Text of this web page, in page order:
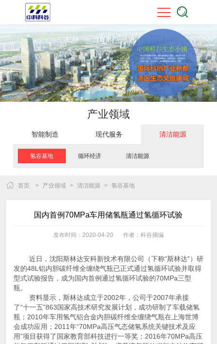
产业领域
智能制造 现代服务 清洁能源
氢谷基地 循环经济 清洁能源
首页 > 产业领域 > 清洁能源 > 氢谷基地
国内首例70MPa车用储氢瓶通过氢循环试验
发布时间：2020-04-20 作者：科谷摘编
瓶。